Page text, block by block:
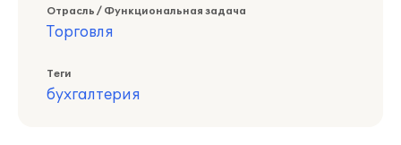
Отрасль / Функциональная задача
Торговля
Теги
бухгалтерия